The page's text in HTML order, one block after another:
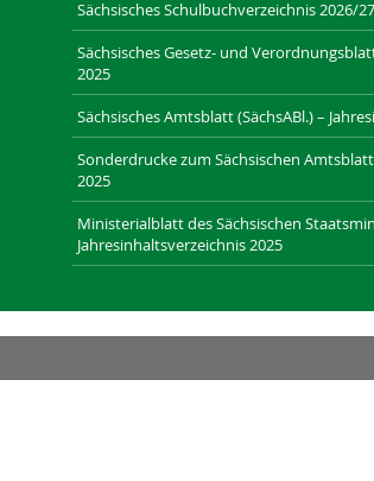
Sächsisches Schulbuchverzeichnis 2026/27
Sächsisches Gesetz- und
2025
Sächsisches Amtsblatt (SächsABl.) –
Sonderdrucke zum Sächsischen
2025
Ministerialblatt des Sächsischen
Jahresinhaltsverzeichnis 2025